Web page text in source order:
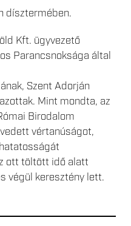
dísztermében.
Kft. ügyvezető
Parancsnoksága által
Szent Adorján
Mint mondta, az
Birodalom
vértanúságot,
ott töltött idő alatt
végül keresztény lett.